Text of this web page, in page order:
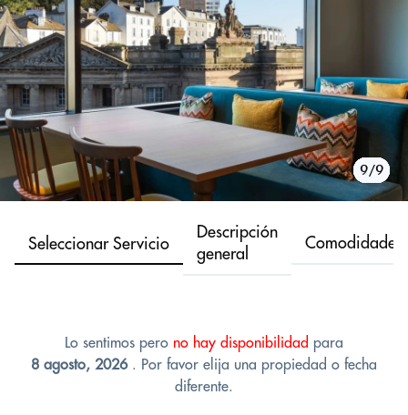
1/9
2/9
3/9
4/9
5/9
6/9
7/9
8/9
9/9
Seleccionar Servicio
Descripción
general
Comodidades
Lo sentimos pero no hay disponibilidad para
8 agosto, 2026. Por favor elija una propiedad o fecha
diferente.